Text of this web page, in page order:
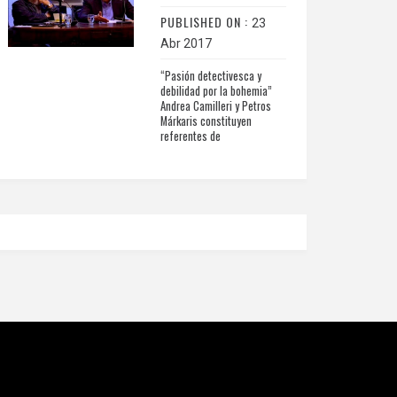
PUBLISHED ON : 23
Abr 2017
“Pasión detectivesca y
debilidad por la bohemia”
Andrea Camilleri y Petros
Márkaris constituyen
referentes de